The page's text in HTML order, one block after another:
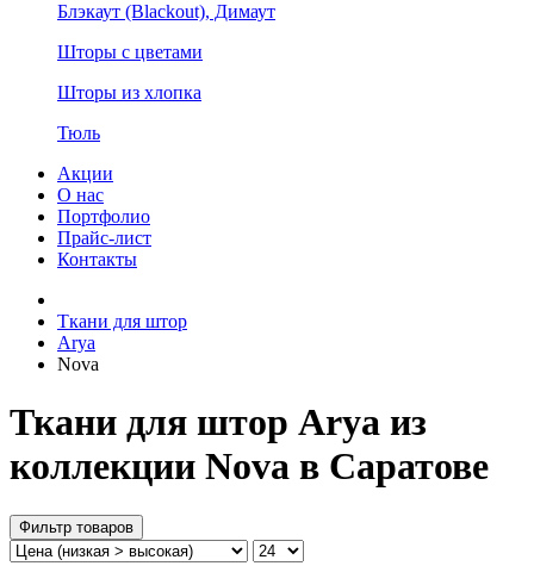
Блэкаут (Blackout), Димаут
Шторы с цветами
Шторы из хлопка
Тюль
Акции
О нас
Портфолио
Прайс-лист
Контакты
Ткани для штор
Arya
Nova
Ткани для штор Arya из
коллекции Nova в Саратове
Фильтр товаров